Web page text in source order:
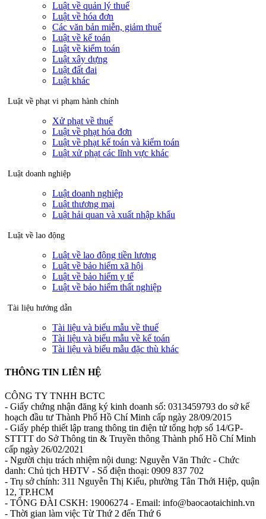
Luật về quản lý thuế
Luật về hóa đơn
Các văn bản miễn, giảm thuế
Luật về kế toán
Luật về kiểm toán
Luật xây dựng
Luật đất đai
Luật khác
Luật về phạt vi phạm hành chính
Xử phạt về thuế
Luật về phạt hóa đơn
Luật về phạt kế toán và kiểm toán
Luật xử phạt các lĩnh vực khác
Luật doanh nghiệp
Luật doanh nghiệp
Luật thương mại
Luật hải quan và xuất nhập khẩu
Luật về lao động
Luật về lao động tiền lương
Luật về bảo hiểm xã hội
Luật về bảo hiểm y tế
Luật về bảo hiểm thất nghiệp
Tài liệu hướng dẫn
Tài liệu và biểu mẫu về thuế
Tài liệu và biểu mẫu về kế toán
Tài liệu và biểu mẫu đặc thù khác
THÔNG TIN LIÊN HỆ
CÔNG TY TNHH BCTC
- Giấy chứng nhận đăng ký kinh doanh số: 0313459793 do sở kế
hoạch đầu tư Thành Phố Hồ Chí Minh cấp ngày 28/09/2015
- Giấy phép thiết lập trang thông tin điện tử tổng hợp số 14/GP-
STTTT do Sở Thông tin & Truyền thông Thành phố Hồ Chí Minh
cấp ngày 26/02/2021
- Người chịu trách nhiệm nội dung: Nguyễn Văn Thức - Chức
danh: Chủ tịch HĐTV - Số điện thoại: 0909 837 702
- Trụ sở chính: 311 Nguyễn Thị Kiểu, phường Tân Thới Hiệp, quận
12, TP.HCM
- TỔNG ĐÀI CSKH: 19006274 - Email: info@baocaotaichinh.vn
- Thời gian làm việc Từ Thứ 2 đến Thứ 6